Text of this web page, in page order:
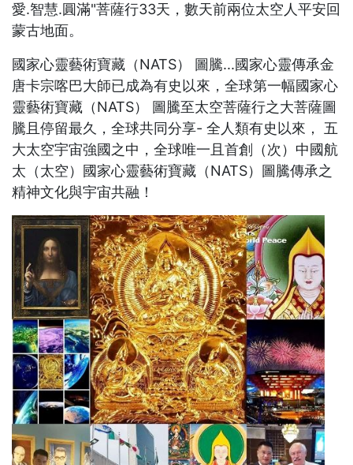
愛.智慧.圓滿"菩薩行33天，數天前兩位太空人平安回
蒙古地面。
國家心靈藝術寶藏（NATS） 圖騰...國家心靈傳承金
唐卡宗喀巴大師已成為有史以來，全球第一幅國家心
靈藝術寶藏（NATS） 圖騰至太空菩薩行之大菩薩圖
騰且停留最久，全球共同分享- 全人類有史以來， 五
大太空宇宙強國之中，全球唯一且首創（次）中國航
太（太空）國家心靈藝術寶藏（NATS）圖騰傳承之
精神文化與宇宙共融！